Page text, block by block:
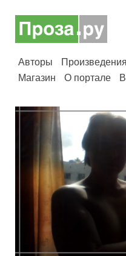
Авторы Произведения
Магазин
О портале